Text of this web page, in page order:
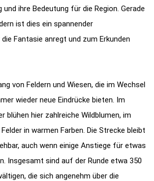
und ihre Bedeutung für die Region. Gerade
ist dies ein spannender
Fantasie anregt und zum Erkunden
von Feldern und Wiesen, die im Wechsel
wieder neue Eindrücke bieten. Im
blühen hier zahlreiche Wildblumen, im
in warmen Farben. Die Strecke bleibt
auch wenn einige Anstiege für etwas
Insgesamt sind auf der Runde etwa 350
die sich angenehm über die